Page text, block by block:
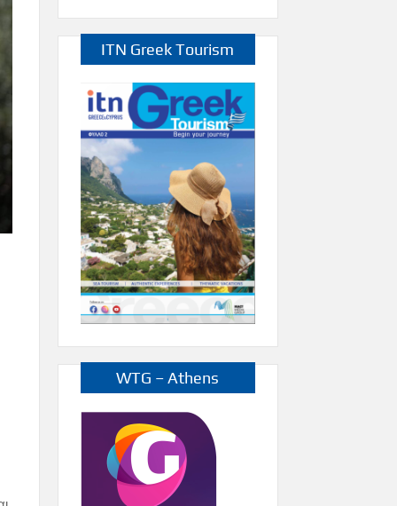
ITN Greek Tourism
WTG – Athens